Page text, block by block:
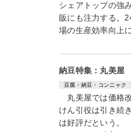
シェアトップの強
販にも注力する。
場の生産効率向上
納豆特集：丸美
豆腐・納豆・コンニャク
丸美屋では価格
けん引役は引き続
は好評だという。